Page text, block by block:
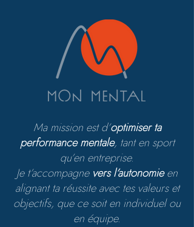
Ma mission est d’optimiser ta
performance mentale, tant en sport
qu’en entreprise.
Je t’accompagne vers l’autonomieen
alignant ta réussite avec tes valeurs et
objectifs, que ce soit en individuel ou
en équipe.